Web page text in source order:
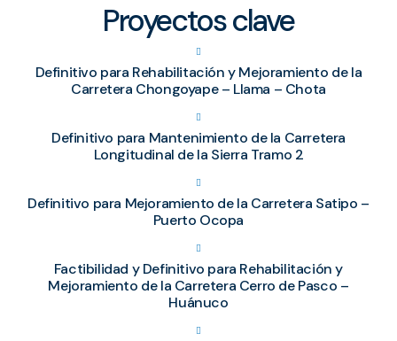
Proyectos clave
Definitivo para Rehabilitación y Mejoramiento de la
Carretera Chongoyape – Llama – Chota
Definitivo para Mantenimiento de la Carretera
Longitudinal de la Sierra Tramo 2
Definitivo para Mejoramiento de la Carretera Satipo –
Puerto Ocopa
Factibilidad y Definitivo para Rehabilitación y
Mejoramiento de la Carretera Cerro de Pasco –
Huánuco